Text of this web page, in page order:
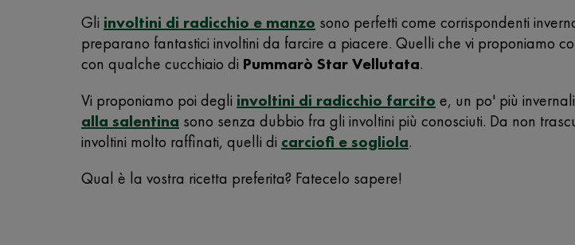
Gli involtini di radicchio e manzo sono perfetti come corrispondenti
preparano fantastici involtini da farcire a piacere. Quelli che vi proponiamo
con qualche cucchiaio di Pummarò Star Vellutata.
Vi proponiamo poi degli involtini di radicchio farcito e, un po' più
alla salentina sono senza dubbio fra gli involtini più conosciuti. Da non
involtini molto raffinati, quelli di carciofi e sogliola.
Qual è la vostra ricetta preferita? Fatecelo sapere!